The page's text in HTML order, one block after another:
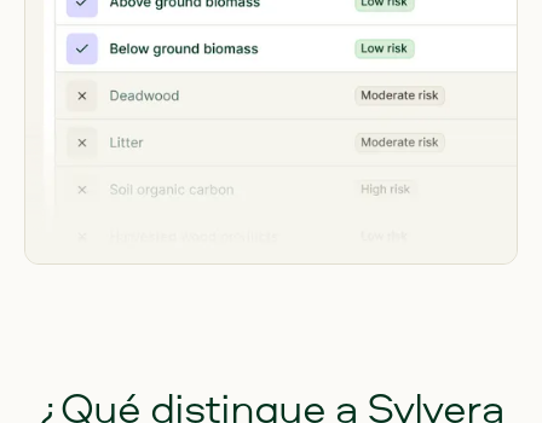
¿Qué distingue a Sylvera